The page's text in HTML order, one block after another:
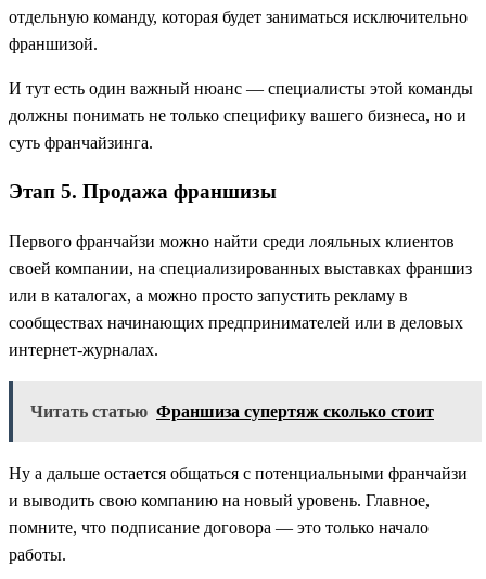
отдельную команду, которая будет заниматься исключительно
франшизой.
И тут есть один важный нюанс — специалисты этой команды
должны понимать не только специфику вашего бизнеса, но и
суть франчайзинга.
Этап 5. Продажа франшизы
Первого франчайзи можно найти среди лояльных клиентов
своей компании, на специализированных выставках франшиз
или в каталогах, а можно просто запустить рекламу в
сообществах начинающих предпринимателей или в деловых
интернет-журналах.
Читать статью Франшиза супертяж сколько стоит
Ну а дальше остается общаться с потенциальными франчайзи
и выводить свою компанию на новый уровень. Главное,
помните, что подписание договора — это только начало
работы.